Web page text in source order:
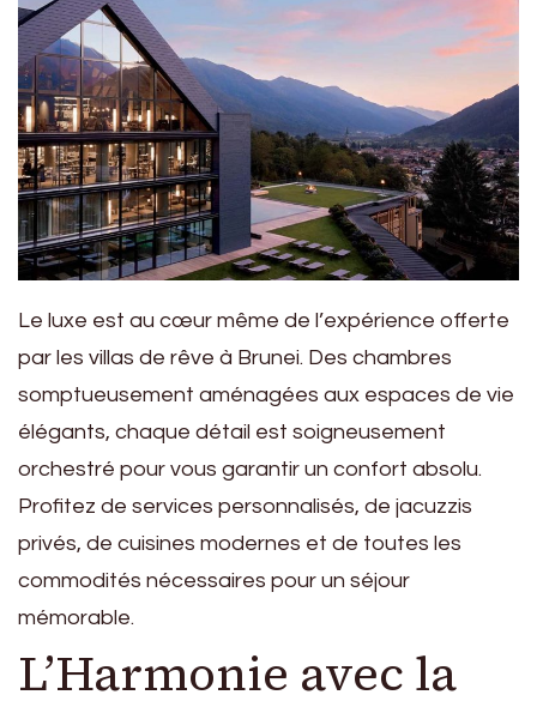
Le luxe est au cœur même de l’expérience offerte
par les villas de rêve à Brunei. Des chambres
somptueusement aménagées aux espaces de vie
élégants, chaque détail est soigneusement
orchestré pour vous garantir un confort absolu.
Profitez de services personnalisés, de jacuzzis
privés, de cuisines modernes et de toutes les
commodités nécessaires pour un séjour
mémorable.
L’Harmonie avec la